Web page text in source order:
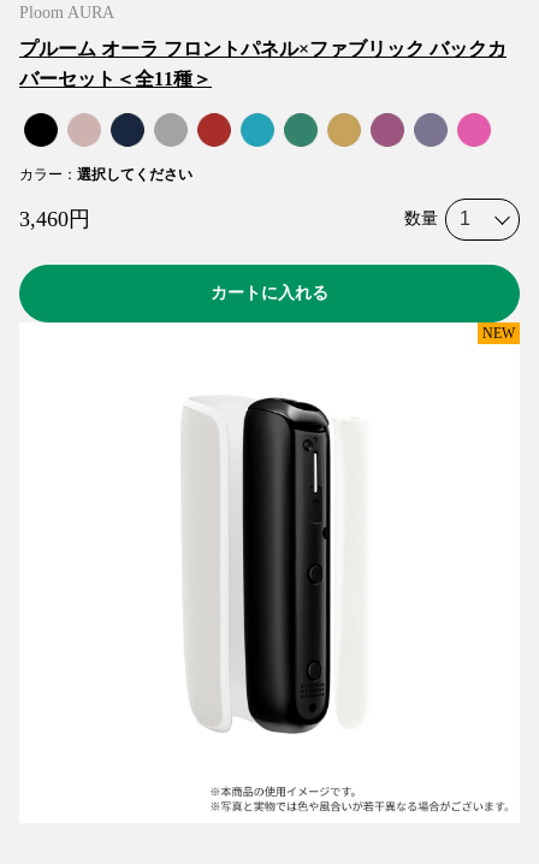
Ploom AURA
プルーム オーラ フロントパネル×ファブリック バックカ
バーセット＜全11種＞
カラー ： 選択してください
3,460円 数量
カートに入れる
NEW